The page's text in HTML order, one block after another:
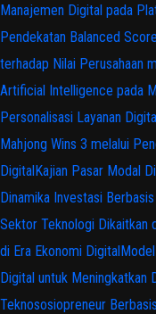
Manajemen Digital pada
Pendekatan Balanced
terhadap Nilai Perusahaan
Artificial Intelligence pada
Personalisasi Layanan
Mahjong Wins 3 melalui
DigitalKajian Pasar Modal
Dinamika Investasi
Sektor Teknologi Dikaitkan
di Era Ekonomi Digital
Digital untuk Meningkatkan
Teknososiopreneur